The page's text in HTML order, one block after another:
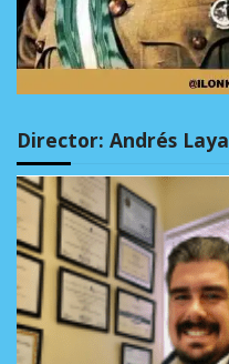
Director: Andrés Laya